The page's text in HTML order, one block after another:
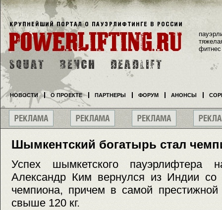
Шымкентский богатырь стал
Успех шымкетского пауэрлифтера
Александр Ким вернулся из Индии со
чемпиона, причем в самой
свыше 120 кг.
фитнес
НОВОСТИ О ПРОЕКТЕ ПАРТНЕРЫ ФОРУМ АНОНСЫ